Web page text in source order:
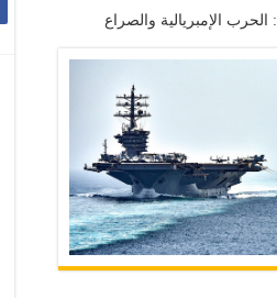
منظورات عام 2026: الحرب الإمبريالية والصراع